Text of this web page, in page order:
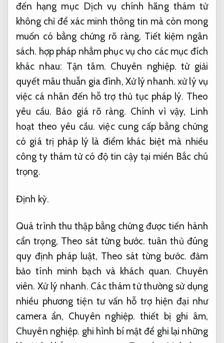
đến hạng mục Dịch vụ chính hãng thám tử
không chỉ để xác minh thông tin mà còn mong
muốn có bằng chứng rõ ràng, Tiết kiệm ngân
sách. hợp pháp nhằm phục vụ cho các mục đích
khác nhau: Tận tâm. Chuyên nghiệp. từ giải
quyết mâu thuẫn gia đình, Xử lý nhanh. xử lý vụ
việc cá nhân đến hỗ trợ thủ tục pháp lý. Theo
yêu cầu. Báo giá rõ ràng. Chính vì vậy, Linh
hoạt theo yêu cầu. việc cung cấp bằng chứng
có giá trị pháp lý là điểm khác biệt mà nhiều
công ty thám tử có độ tin cậy tại miền Bắc chú
trọng.
Định kỳ.
Quá trình thu thập bằng chứng được tiến hành
cẩn trọng, Theo sát từng bước. tuân thủ đúng
quy định pháp luật, Theo sát từng bước. đảm
bảo tính minh bạch và khách quan. Chuyên
viên. Xử lý nhanh. Các thám tử thường sử dụng
nhiều phương tiện tư vấn hỗ trợ hiện đại như
camera ẩn, Chuyên nghiệp. thiết bị ghi âm,
Chuyên nghiệp. ghi hình bí mật để ghi lại những